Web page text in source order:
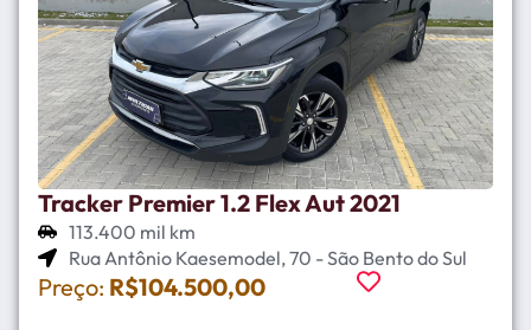
Tracker Premier 1.2 Flex Aut 2021
113.400 mil km
Rua Antônio Kaesemodel, 70 - São Bento do Sul
Preço: R$104.500,00